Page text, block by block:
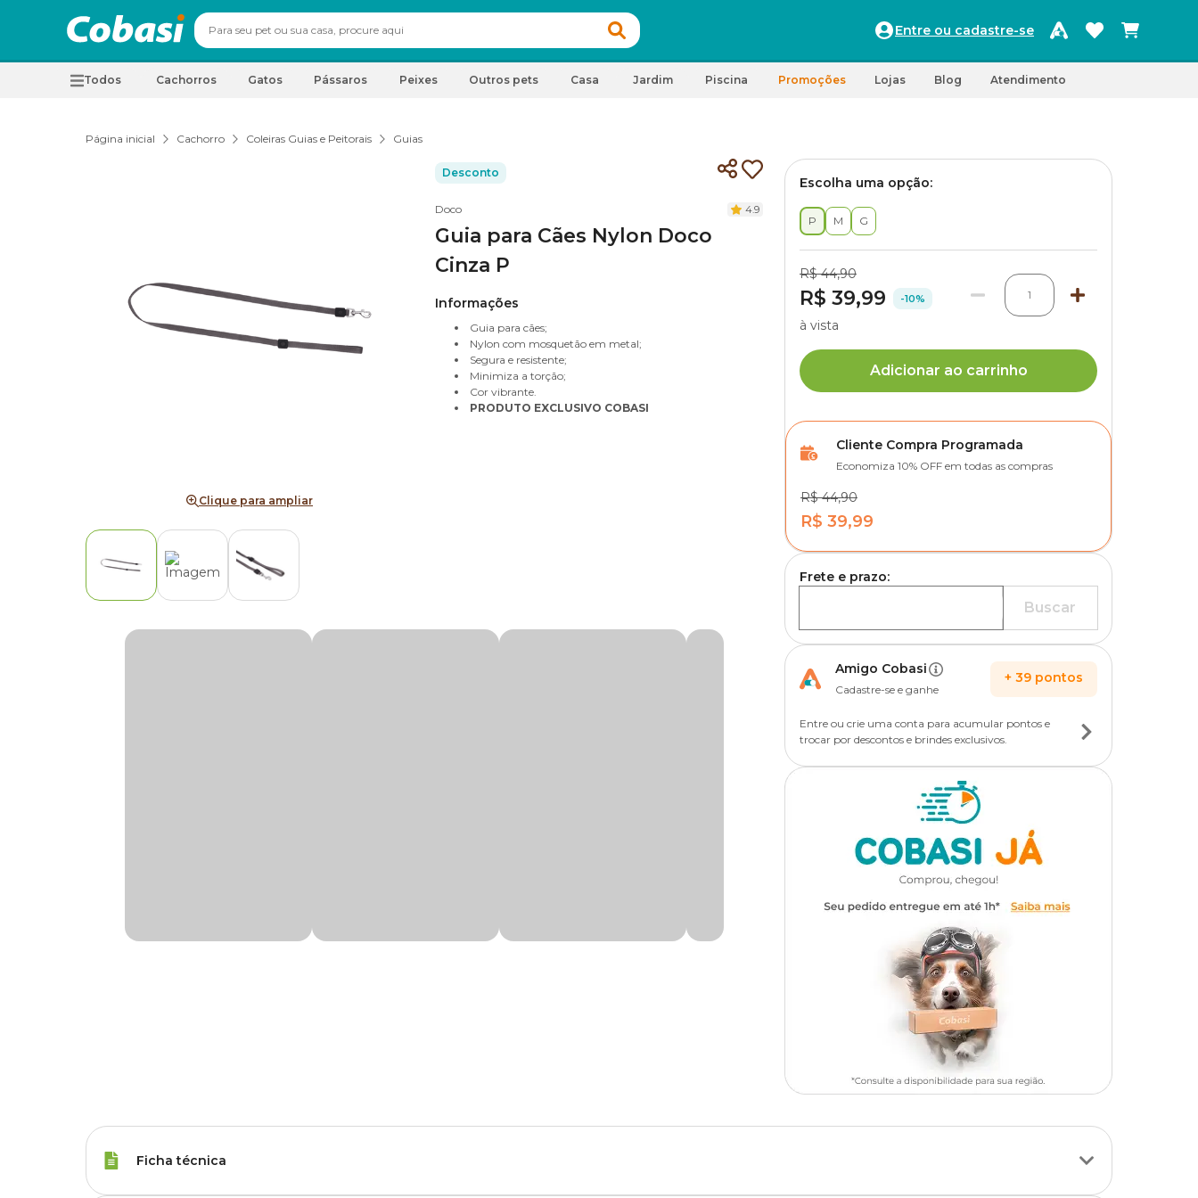
Entre ou cadastre-se
Todos Cachorros Gatos Pássaros Peixes Outros pets Casa Jardim Piscina Promoções Lojas Blog Atendimento
Página inicial Cachorro Coleiras Guias e Peitorais Guias
Clique para ampliar
Desconto
Doco 4.9
Guia para Cães Nylon Doco
Cinza P
Informações
Guia para cães;
Nylon com mosquetão em metal;
Segura e resistente;
Minimiza a torção;
Cor vibrante.
PRODUTO EXCLUSIVO COBASI
Escolha uma opção:
P M G
R$ 44,90
R$ 39,99 -10% 1
à vista
Adicionar ao carrinho
Cliente Compra Programada
Economiza 10% OFF em todas as compras
R$ 44,90
R$ 39,99
Frete e prazo:
Buscar
Amigo Cobasi
Cadastre-se e ganhe
+ 39 pontos
Entre ou crie uma conta para acumular pontos e
trocar por descontos e brindes exclusivos.
Ficha técnica